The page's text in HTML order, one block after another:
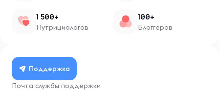
1 500+
Нутрициологов
100+
Блоггеров
Поддержка
Почта службы поддержки